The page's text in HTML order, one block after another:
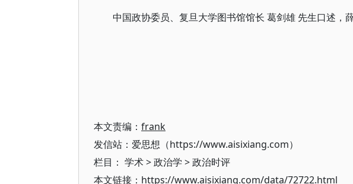
中国政协委员、复旦大学图书馆馆长 葛剑雄 先生口述，
本文责编： frank
发信站：爱思想（https://www.aisixiang.com）
栏目： 学术>政治学 >政治时评
本文链接：https://www.aisixiang.com/data/72722.html